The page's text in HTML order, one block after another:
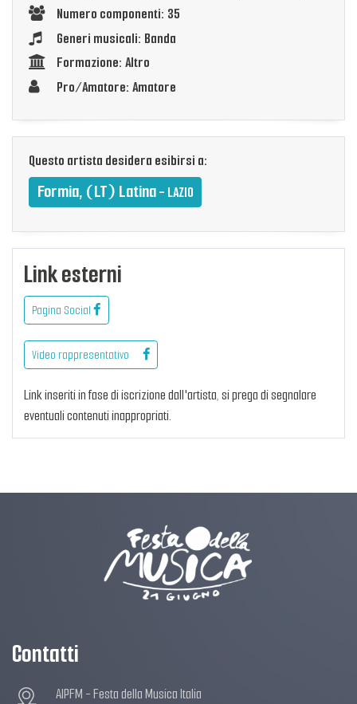
Numero componenti: 35
Generi musicali: Banda
Formazione: Altro
Pro/Amatore: Amatore
Questo artista desidera esibirsi a:
Formia, (LT) Latina- LAZIO
Link esterni
Pagina Social
Video rappresentativo
Link inseriti in fase di iscrizione dall'artista, si prega di segnalare
eventuali contenuti inappropriati.
Contatti
AIPFM - Festa della Musica Italia